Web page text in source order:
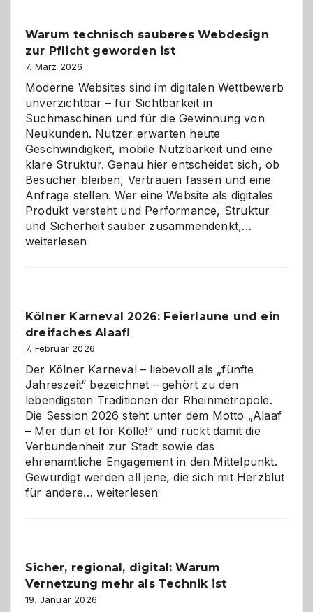
den
Logikrätseln
Warum technisch sauberes Webdesign
zur Pflicht geworden ist
7. März 2026
Moderne Websites sind im digitalen Wettbewerb
unverzichtbar – für Sichtbarkeit in
Suchmaschinen und für die Gewinnung von
Neukunden. Nutzer erwarten heute
Geschwindigkeit, mobile Nutzbarkeit und eine
klare Struktur. Genau hier entscheidet sich, ob
Besucher bleiben, Vertrauen fassen und eine
Anfrage stellen. Wer eine Website als digitales
Produkt versteht und Performance, Struktur
und Sicherheit sauber zusammendenkt,…
geworden
weiterlesen
Kölner Karneval 2026: Feierlaune und ein
dreifaches Alaaf!
7. Februar 2026
Der Kölner Karneval – liebevoll als „fünfte
Jahreszeit“ bezeichnet – gehört zu den
lebendigsten Traditionen der Rheinmetropole.
Die Session 2026 steht unter dem Motto „Alaaf
– Mer dun et för Kölle!“ und rückt damit die
Verbundenheit zur Stadt sowie das
ehrenamtliche Engagement in den Mittelpunkt.
Gewürdigt werden all jene, die sich mit Herzblut
für andere…Kölner
ein
dreifaches
Alaaf!
weiterlesen
Sicher, regional, digital: Warum
Vernetzung mehr als Technik ist
19. Januar 2026